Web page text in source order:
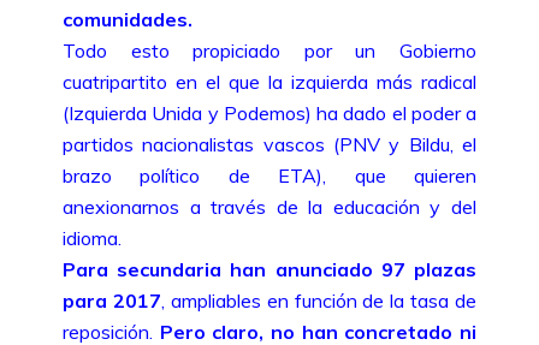
comunidades.
Todo esto propiciado por un Gobierno
cuatripartito en el que la izquierda más radical
(Izquierda Unida y Podemos) ha dado el poder a
partidos nacionalistas vascos (PNV y Bildu, el
brazo político de ETA), que quieren
anexionarnos a través de la educación y del
idioma.
Para secundaria han anunciado 97 plazas
para 2017 , ampliables en función de la tasa de
reposición. Pero claro, no han concretado ni